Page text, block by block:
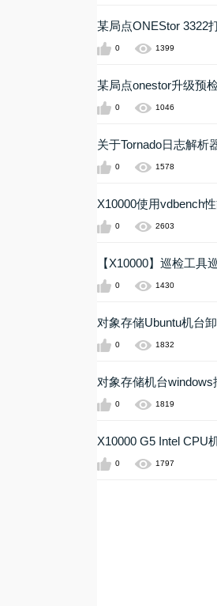
某局点ONEStor 3322
0 1399
某局点onestor升级预
0 1046
关于Tornado日志解析
0 1578
X10000使用vdbench
0 2603
【X10000】巡检工具
0 1430
对象存储Ubuntu机台
0 1832
对象存储机台windows
0 1819
X10000 G5 Intel CPU
0 1797